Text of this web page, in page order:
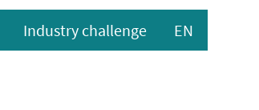
Industry challenge EN